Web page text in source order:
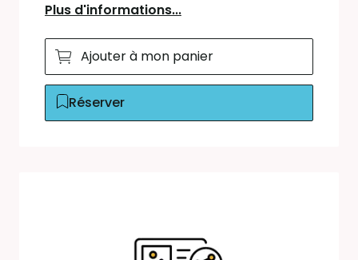
Plus d'informations...
Ajouter à mon panier
Réserver